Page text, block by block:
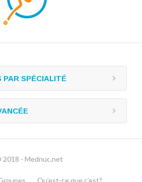
PAR SPÉCIALITÉ
2018 - Mednuc.net
Qu’est-ce que c’est?